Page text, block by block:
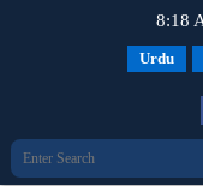
8:18
Urdu